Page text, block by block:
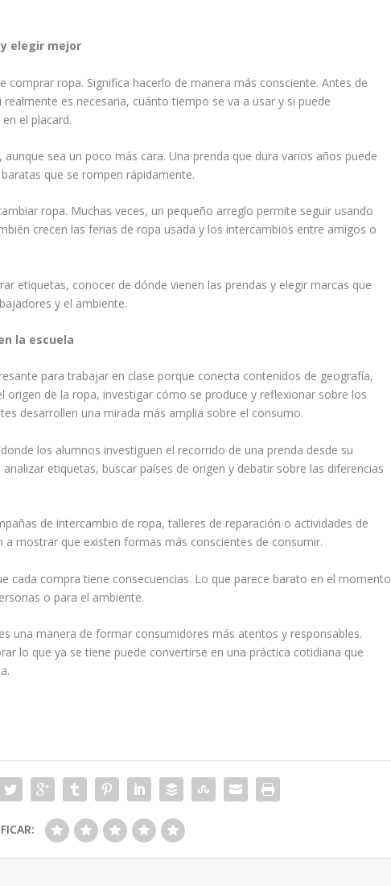
elegir mejor
comprar ropa. Significa hacerlo de manera más consciente. Antes de
es necesaria, cuánto tiempo se va a usar y si puede
el placard.
sea un poco más cara. Una prenda que dura varios años puede
que se rompen rápidamente.
ropa. Muchas veces, un pequeño arreglo permite seguir usando
crecen las ferias de ropa usada y los intercambios entre amigos o
etiquetas, conocer de dónde vienen las prendas y elegir marcas que
y el ambiente.
la escuela
para trabajar en clase porque conecta contenidos de geografía,
origen de la ropa, investigar cómo se produce y reflexionar sobre los
desarrollen una mirada más amplia sobre el consumo.
los alumnos investiguen el recorrido de una prenda desde su
etiquetas, buscar países de origen y debatir sobre las diferencias
de intercambio de ropa, talleres de reparación o actividades de
a mostrar que existen formas más conscientes de consumir.
cada compra tiene consecuencias. Lo que parece barato en el momento
o para el ambiente.
una manera de formar consumidores más atentos y responsables.
lo que ya se tiene puede convertirse en una práctica cotidiana que